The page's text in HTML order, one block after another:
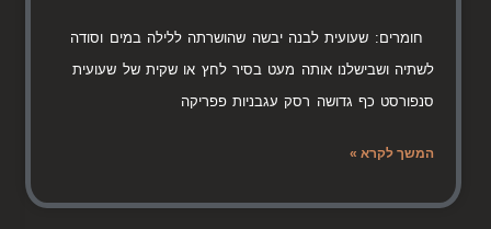
חומרים: שעועית לבנה יבשה שהושרתה ללילה במים וסודה
לשתיה ושבישלנו אותה מעט בסיר לחץ או שקית של שעועית
סנפורסט כף גדושה רסק עגבניות פפריקה
המשך לקרא »